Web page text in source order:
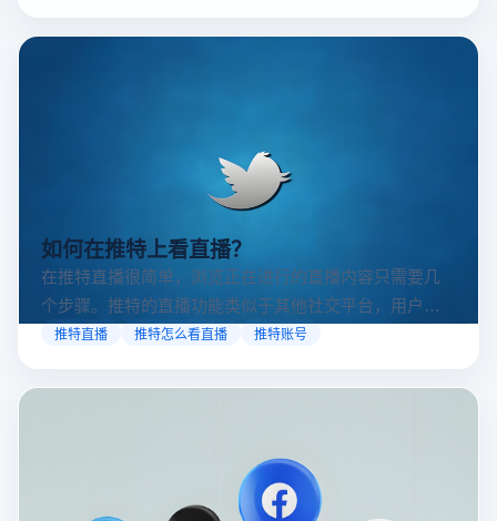
如何在推特上看直播？
在推特直播很简单，浏览正在进行的直播内容只需要几
个步骤。推特的直播功能类似于其他社交平台，用户可
以通过关注自己喜欢的账号、浏览话题标签或查看实时
可以随时随地参与实时互动，无论是关注新闻事件、休
推特直播 推特怎么看直播 推特账号